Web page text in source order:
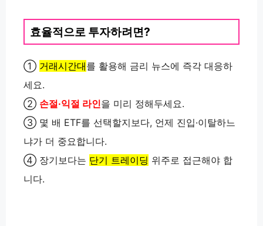
효율적으로 투자하려면?
① 거래시간대를 활용해 금리 뉴스에 즉각 대응하
세요.
② 손절·익절 라인을 미리 정해두세요.
③ 몇 배 ETF를 선택할지보다, 언제 진입·이탈하느
냐가 더 중요합니다.
④ 장기보다는 단기 트레이딩 위주로 접근해야 합
니다.